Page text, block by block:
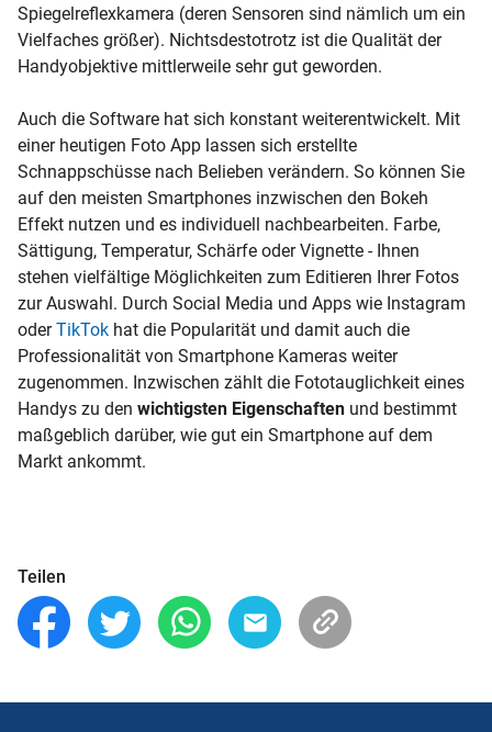
Spiegelreflexkamera (deren Sensoren sind nämlich um ein
Vielfaches größer). Nichtsdestotrotz ist die Qualität der
Handyobjektive mittlerweile sehr gut geworden.
Auch die Software hat sich konstant weiterentwickelt. Mit
einer heutigen Foto App lassen sich erstellte
Schnappschüsse nach Belieben verändern. So können Sie
auf den meisten Smartphones inzwischen den Bokeh
Effekt nutzen und es individuell nachbearbeiten. Farbe,
Sättigung, Temperatur, Schärfe oder Vignette - Ihnen
stehen vielfältige Möglichkeiten zum Editieren Ihrer Fotos
zur Auswahl. Durch Social Media und Apps wie Instagram
oderTikTok hat die Popularität und damit auch die
Professionalität von Smartphone Kameras weiter
zugenommen. Inzwischen zählt die Fototauglichkeit eines
Handys zu den wichtigsten Eigenschaften und bestimmt
maßgeblich darüber, wie gut ein Smartphone auf dem
Markt ankommt.
Teilen